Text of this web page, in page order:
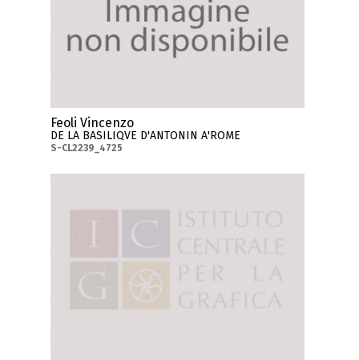
Feoli Vincenzo
DE LA BASILIQVE D'ANTONIN A'ROME
S-CL2239_4725